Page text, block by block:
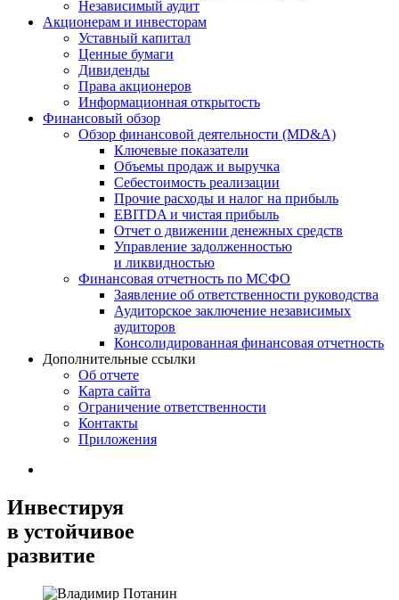
Независимый аудит
Акционерам и инвесторам
Уставный капитал
Ценные бумаги
Дивиденды
Права акционеров
Информационная открытость
Финансовый обзор
Обзор финансовой деятельности (MD&A)
Ключевые показатели
Объемы продаж и выручка
Себестоимость реализации
Прочие расходы и налог на прибыль
EBITDA и чистая прибыль
Отчет о движении денежных средств
Управление задолженностью
и ликвидностью
Финансовая отчетность по МСФО
Заявление об ответственности руководства
Аудиторское заключение независимых
аудиторов
Консолидированная финансовая отчетность
Дополнительные ссылки
Об отчете
Карта сайта
Ограничение ответственности
Контакты
Приложения
Инвестируя
в устойчивое
развитие